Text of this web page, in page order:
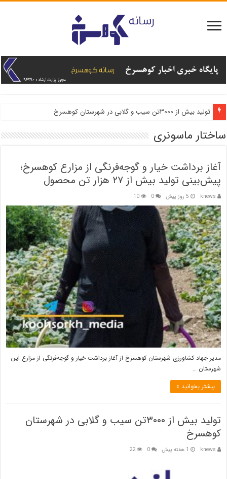
تولید بیش از ۳۰۰۰تن سیب و گلابی در شهرستان کوهسرخ
اشتغال پایدار با توسعه کشت آنغوزه در کوهسرخ
ساختار ماسونری
آغاز برداشت خیار و گوجه‌فرنگی از مزارع کوهسرخ؛
پیش‌بینی تولید بیش از ۲۷ هزار تن محصول
knews 5 روز پیش 0
10
مدیر جهاد کشاورزی شهرستان کوهسرخ از آغاز برداشت خیار و گوجه‌فرنگی از مزارع این
شهرستان …
بیشتر بخوانید »
تولید بیش از ۳۰۰۰تن سیب و گلابی در شهرستان
کوهسرخ
knews 1 هفته پیش 0
22